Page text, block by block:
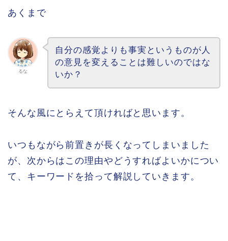
あくまで
るな
自分の感覚よりも事実というものが人
の意見を変えることは難しいのではな
いか？
そんな風にとらえて頂ければと思います。
いつもながら前置きが長くなってしまいました
が、次からはこの理由やどうすればよいかについ
て、キーワードを拾って解説していきます。